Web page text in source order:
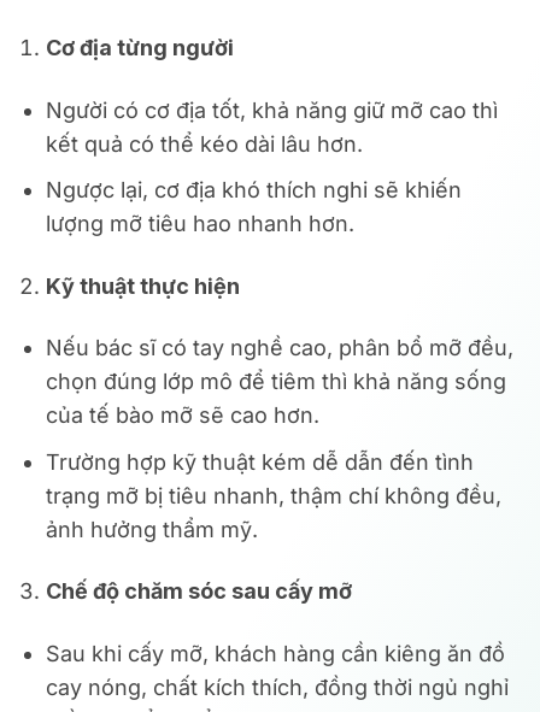
Cơ địa từng người
Người có cơ địa tốt, khả năng giữ mỡ cao thì
kết quả có thể kéo dài lâu hơn.
Ngược lại, cơ địa khó thích nghi sẽ khiến
lượng mỡ tiêu hao nhanh hơn.
Kỹ thuật thực hiện
Nếu bác sĩ có tay nghề cao, phân bổ mỡ đều,
chọn đúng lớp mô để tiêm thì khả năng sống
của tế bào mỡ sẽ cao hơn.
Trường hợp kỹ thuật kém dễ dẫn đến tình
trạng mỡ bị tiêu nhanh, thậm chí không đều,
ảnh hưởng thẩm mỹ.
Chế độ chăm sóc sau cấy mỡ
Sau khi cấy mỡ, khách hàng cần kiêng ăn đồ
cay nóng, chất kích thích, đồng thời ngủ nghỉ